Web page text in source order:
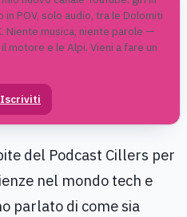
in POV, solo audio, tra le Dolomiti
Niente musica, niente parole —
motore e le Alpi. Vieni a fare un
Iscriviti
del Podcast Cillers per
nel mondo tech e
parlato di come sia